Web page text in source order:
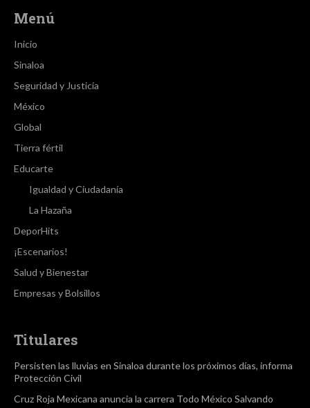
Menú
Inicio
Sinaloa
Seguridad y Justicia
México
Global
Tierra fértil
Educarte
Igualdad y Ciudadanía
La Hazaña
DeporHits
¡Escenarios!
Salud y Bienestar
Empresas y Bolsillos
Titulares
Persisten las lluvias en Sinaloa durante los próximos días, informa
Protección Civil
Cruz Roja Mexicana anuncia la carrera Todo México Salvando